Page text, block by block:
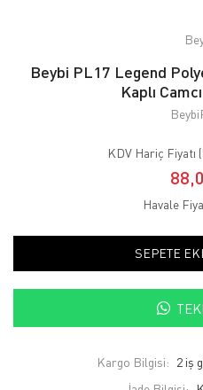
Beybi PL17 Legend
Kaplı
KDV Hariç Fiyatı (
Havale
SEPETE
Kargo Bilgisi: 2 iş